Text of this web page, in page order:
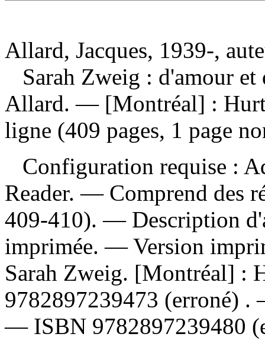
Allard, Jacques, 1939-,
Sarah Zweig : d'amour
Allard. — [Montréal] :
ligne (409 pages, 1 page
Configuration requise :
Reader. — Comprend des
409-410). — Description
imprimée. —Version
Sarah Zweig. [Montréal]
9782897239473 (erroné)
— ISBN 9782897239480